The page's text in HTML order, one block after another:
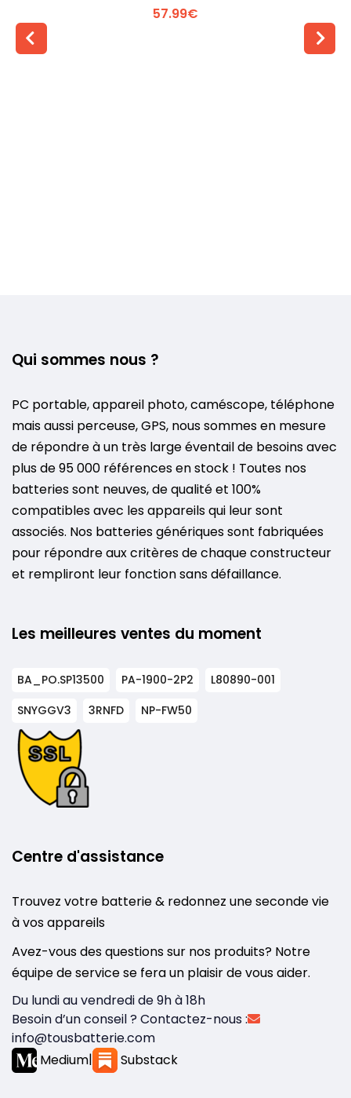
57.99€
Qui sommes nous ?
PC portable, appareil photo, caméscope, téléphone
mais aussi perceuse, GPS, nous sommes en mesure
de répondre à un très large éventail de besoins avec
plus de 95 000 références en stock ! Toutes nos
batteries sont neuves, de qualité et 100%
compatibles avec les appareils qui leur sont
associés. Nos batteries génériques sont fabriquées
pour répondre aux critères de chaque constructeur
et rempliront leur fonction sans défaillance.
Les meilleures ventes du moment
BA_PO.SP13500 PA-1900-2P2
L80890-001
SNYGGV3
3RNFD NP-FW50
Centre d'assistance
Trouvez votre batterie & redonnez une seconde vie
à vos appareils
Avez-vous des questions sur nos produits? Notre
équipe de service se fera un plaisir de vous aider.
Du lundi au vendredi de 9h à 18h
Besoin d’un conseil ? Contactez-nous :
info@tousbatterie.com
Medium| Substack